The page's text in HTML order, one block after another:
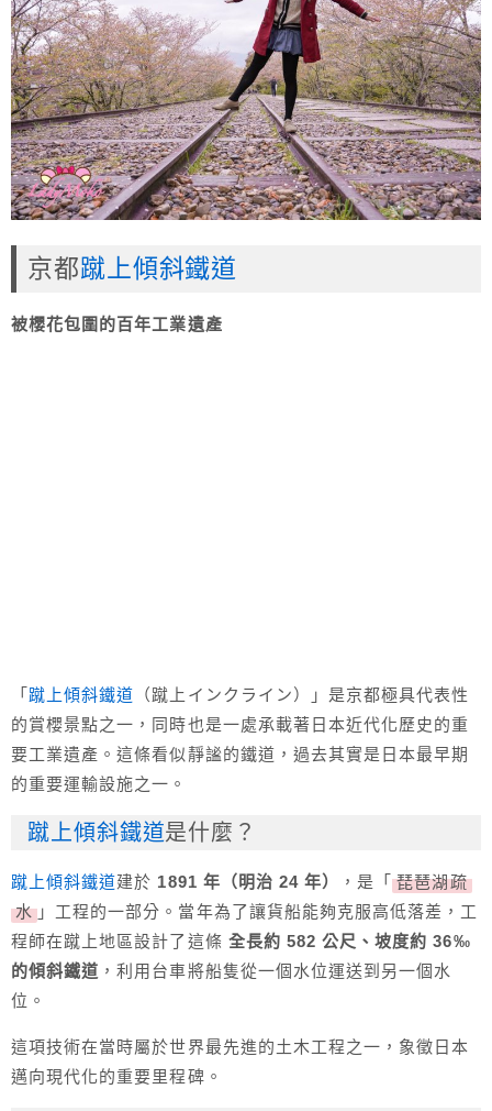
京都蹴上傾斜鐵道
被櫻花包圍的百年工業遺產
「 蹴上傾斜鐵道 （蹴上インクライン）」是京都極具代表性
的賞櫻景點之一，同時也是一處承載著日本近代化歷史的重
要工業遺產。這條看似靜謐的鐵道，過去其實是日本最早期
的重要運輸設施之一。
蹴上傾斜鐵道是什麼？
蹴上傾斜鐵道建於 1891 年（明治 24 年） ，是「 琵琶湖疏
水 」工程的一部分。當年為了讓貨船能夠克服高低落差，工
程師在蹴上地區設計了這條 全長約 582 公尺、坡度約 36‰
的傾斜鐵道 ，利用台車將船隻從一個水位運送到另一個水
位。
這項技術在當時屬於世界最先進的土木工程之一，象徵日本
邁向現代化的重要里程碑。